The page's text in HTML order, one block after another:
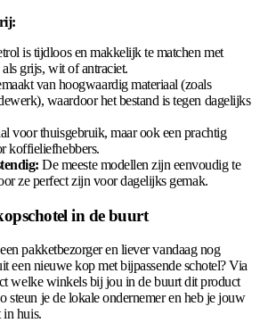
is tijdloos en makkelijk te matchen met
grijs, wit of antraciet.
van hoogwaardig materiaal (zoals
waardoor het bestand is tegen dagelijks
voor thuisgebruik, maar ook een prachtig
koffieliefhebbers.
De meeste modellen zijn eenvoudig te
ze perfect zijn voor dagelijks gemak.
in de buurt
pakketbezorger en liever vandaag nog
een nieuwe kop met bijpassende schotel? Via
welke winkels bij jou in de buurt dit product
steun je de lokale ondernemer en heb je jouw
in huis.